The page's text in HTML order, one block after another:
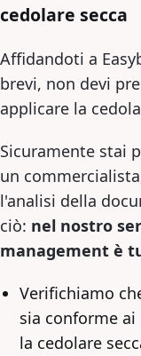
cedolare secca
Affidandoti a
brevi, non devi
applicare la
Sicuramente stai
un
l'analisi della
ciò: nel nostro
management è
Verifichiamo
sia conforme
la cedolare